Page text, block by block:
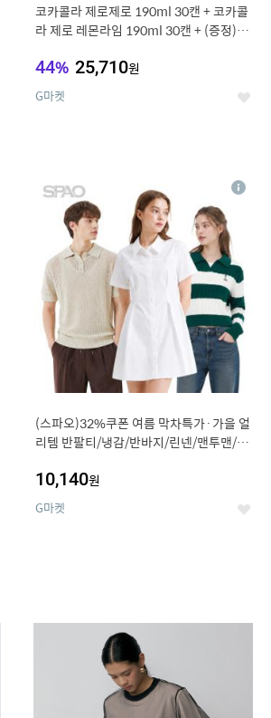
코카콜라 제로제로 190ml 30캔 + 코카콜
라 제로 레몬라임 190ml 30캔 + (증정) 콜
44% 25,710원
G마켓 좋
(스파오)32%쿠폰 여름 막차특가·가을 얼
리템 반팔티/냉감/반바지/린넨/맨투맨/슬
10,140원
G마켓 좋
상